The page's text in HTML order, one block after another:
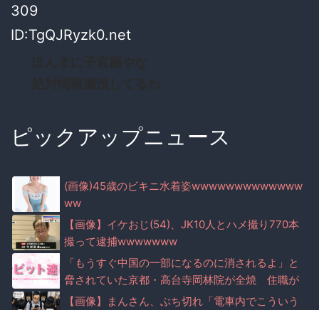
309
ID:TgQJRyzk0.net
ピックアップニュース
(画像)45歳のビキニ水着姿wwwwwwwwwwwww
ww
【画像】イケおじ(54)、JK10人とハメ撮り770本
撮って逮捕wwwwwww
「もうすぐ中国の一部になるのに消されるよ」と
脅されていた京都・高台寺岡林院が全焼 住職が
マナー注意で脅迫されていた事実が判明
【画像】まんさん、ぶち切れ「電車内でこういう